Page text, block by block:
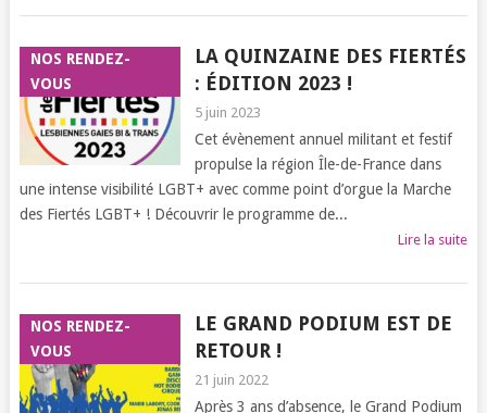
NOS RENDEZ-
VOUS
LA QUINZAINE DES FIERTÉS
: ÉDITION 2023 !
5 juin 2023
Cet évènement annuel militant et festif
propulse la région Île-de-France dans
une intense visibilité LGBT+ avec comme point d’orgue la Marche
des Fiertés LGBT+ ! Découvrir le programme de...
Lire la suite
NOS RENDEZ-
VOUS
LE GRAND PODIUM EST DE
RETOUR !
21 juin 2022
Après 3 ans d’absence, le Grand Podium